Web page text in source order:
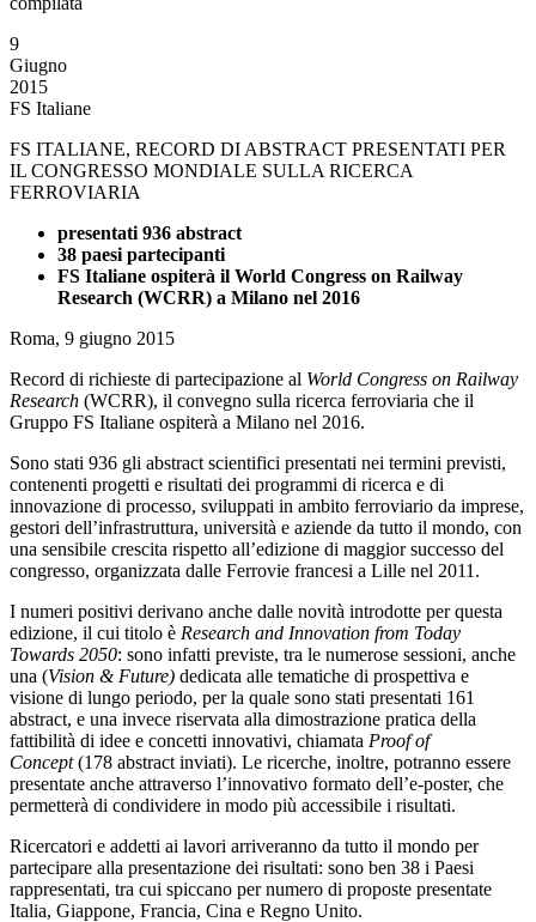
9
Giugno
2015
FS Italiane
FS ITALIANE, RECORD DI ABSTRACT PRESENTATI PER
IL CONGRESSO MONDIALE SULLA RICERCA
FERROVIARIA
presentati 936 abstract
38 paesi partecipanti
FS Italiane ospiterà il World Congress on Railway
Research (WCRR) a Milano nel 2016
Roma, 9 giugno 2015
Record di richieste di partecipazione al World Congress on Railway
Research (WCRR), il convegno sulla ricerca ferroviaria che il
Gruppo FS Italiane ospiterà a Milano nel 2016.
Sono stati 936 gli abstract scientifici presentati nei termini previsti,
contenenti progetti e risultati dei programmi di ricerca e di
innovazione di processo, sviluppati in ambito ferroviario da imprese,
gestori dell’infrastruttura, università e aziende da tutto il mondo, con
una sensibile crescita rispetto all’edizione di maggior successo del
congresso, organizzata dalle Ferrovie francesi a Lille nel 2011.
I numeri positivi derivano anche dalle novità introdotte per questa
edizione, il cui titolo è Research and Innovation from Today
Towards 2050: sono infatti previste, tra le numerose sessioni, anche
una (Vision & Future) dedicata alle tematiche di prospettiva e
visione di lungo periodo, per la quale sono stati presentati 161
abstract, e una invece riservata alla dimostrazione pratica della
fattibilità di idee e concetti innovativi, chiamata Proof of
Concept(178 abstract inviati). Le ricerche, inoltre, potranno essere
presentate anche attraverso l’innovativo formato dell’e-poster, che
permetterà di condividere in modo più accessibile i risultati.
Ricercatori e addetti ai lavori arriveranno da tutto il mondo per
partecipare alla presentazione dei risultati: sono ben 38 i Paesi
rappresentati, tra cui spiccano per numero di proposte presentate
Italia, Giappone, Francia, Cina e Regno Unito.